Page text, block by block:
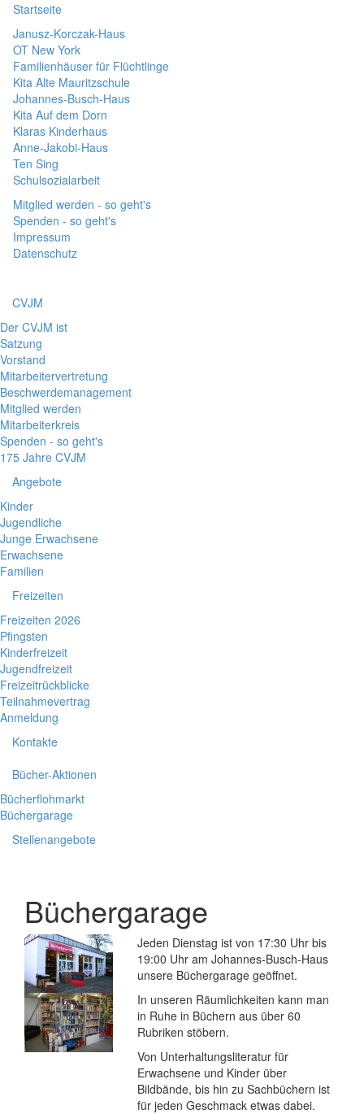
Startseite
Janusz-Korczak-Haus
OT New York
Familienhäuser für Flüchtlinge
Kita Alte Mauritzschule
Johannes-Busch-Haus
Kita Auf dem Dorn
Klaras Kinderhaus
Anne-Jakobi-Haus
Ten Sing
Schulsozialarbeit
Mitglied werden - so geht's
Spenden - so geht's
Impressum
Datenschutz
CVJM
Der CVJM ist
Satzung
Vorstand
Mitarbeitervertretung
Beschwerdemanagement
Mitglied werden
Mitarbeiterkreis
Spenden - so geht's
175 Jahre CVJM
Angebote
Kinder
Jugendliche
Junge Erwachsene
Erwachsene
Familien
Freizeiten
Freizeiten 2026
Pfingsten
Kinderfreizeit
Jugendfreizeit
Freizeitrückblicke
Teilnahmevertrag
Anmeldung
Kontakte
Bücher-Aktionen
Bücherflohmarkt
Büchergarage
Stellenangebote
Büchergarage
Jeden Dienstag ist von 17:30 Uhr bis
19:00 Uhr am Johannes-Busch-Haus
unsere Büchergarage geöffnet.
In unseren Räumlichkeiten kann man
in Ruhe in Büchern aus über 60
Rubriken stöbern.
Von Unterhaltungsliteratur für
Erwachsene und Kinder über
Bildbände, bis hin zu Sachbüchern ist
für jeden Geschmack etwas dabei.